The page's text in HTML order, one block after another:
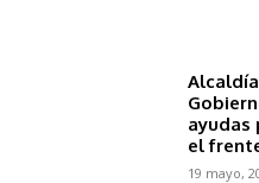
ayudas
el
19 mayo,